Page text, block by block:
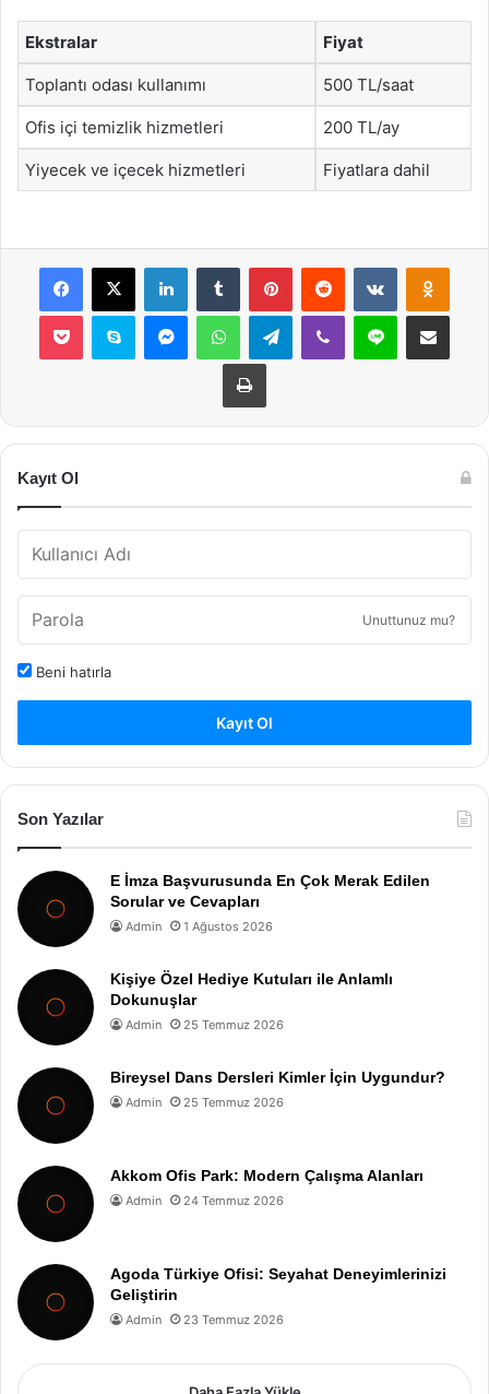
Ekstralar Fiyat
Toplantı odası kullanımı 500 TL/saat
Ofis içi temizlik hizmetleri 200 TL/ay
Yiyecek ve içecek hizmetleri Fiyatlara dahil
Facebook
X LinkedInTumblr PinterestReddit VKontakte
Pocket Skype MessengerWhatsAppTelegramViber Line E-Posta ile
Yazdır
Kayıt Ol
Unuttunuz mu?
Beni hatırla
Kayıt Ol
Son Yazılar
E İmza Başvurusunda En Çok Merak Edilen
Sorular ve Cevapları
Admin 1 Ağustos 2026
Kişiye Özel Hediye Kutuları ile Anlamlı
Dokunuşlar
Admin 25 Temmuz 2026
Bireysel Dans Dersleri Kimler İçin Uygundur?
Admin 25 Temmuz 2026
Akkom Ofis Park: Modern Çalışma Alanları
Admin 24 Temmuz 2026
Agoda Türkiye Ofisi: Seyahat Deneyimlerinizi
Geliştirin
Admin 23 Temmuz 2026